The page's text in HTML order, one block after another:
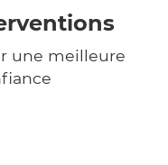
une meilleure